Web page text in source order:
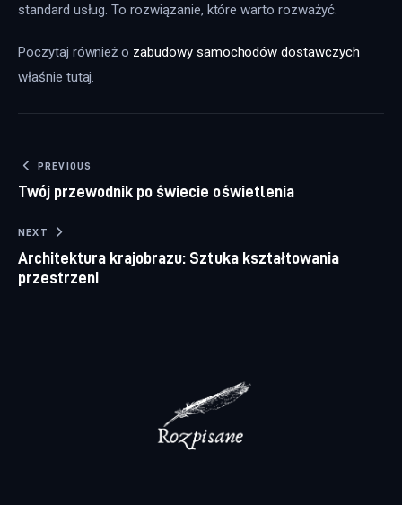
standard usług. To rozwiązanie, które warto rozważyć.
Poczytaj również o zabudowy samochodów dostawczych
właśnie tutaj.
Nawigacja wpisu
PREVIOUS
Twój przewodnik po świecie oświetlenia
NEXT
Architektura krajobrazu: Sztuka kształtowania
przestrzeni